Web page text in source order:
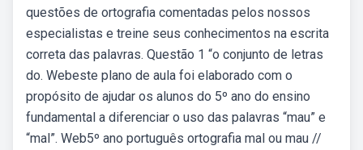
questões de ortografia comentadas pelos nossos
especialistas e treine seus conhecimentos na escrita
correta das palavras. Questão 1 “o conjunto de letras
do. Webeste plano de aula foi elaborado com o
propósito de ajudar os alunos do 5º ano do ensino
fundamental a diferenciar o uso das palavras “mau” e
“mal”. Web5º ano português ortografia mal ou mau //